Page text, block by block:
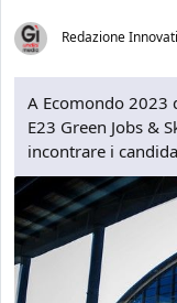
Redazione
A Ecomondo 2023
E23 Green Jobs &
incontrare i